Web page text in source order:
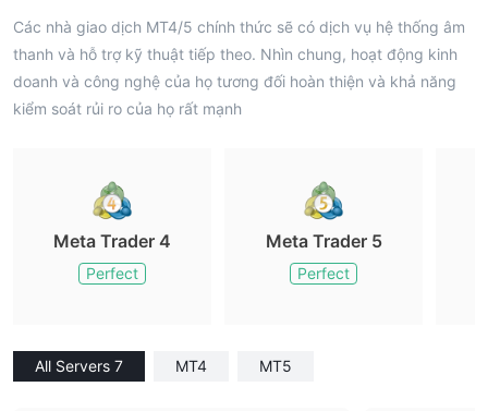
Các nhà giao dịch MT4/5 chính thức sẽ có dịch vụ hệ thống âm
thanh và hỗ trợ kỹ thuật tiếp theo. Nhìn chung, hoạt động kinh
doanh và công nghệ của họ tương đối hoàn thiện và khả năng
kiểm soát rủi ro của họ rất mạnh
Meta Trader 4
Perfect
Meta Trader 5
Perfect
All Servers 7 MT4 MT5